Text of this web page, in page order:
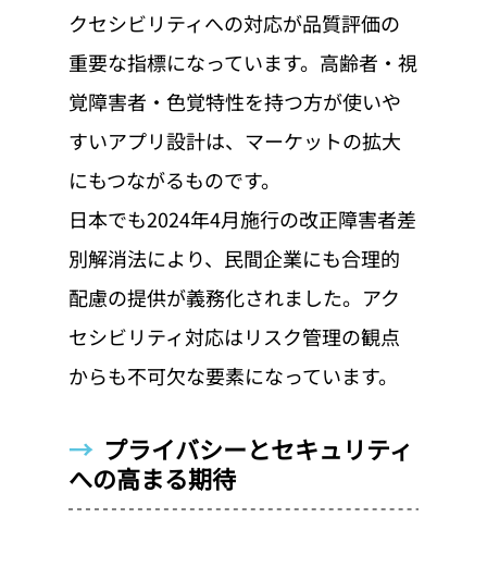
クセシビリティへの対応が品質評価の
重要な指標になっています。高齢者・視
覚障害者・色覚特性を持つ方が使いや
すいアプリ設計は、マーケットの拡大
にもつながるものです。
日本でも2024年4月施行の改正障害者差
別解消法により、民間企業にも合理的
配慮の提供が義務化されました。アク
セシビリティ対応はリスク管理の観点
からも不可欠な要素になっています。
→ プライバシーとセキュリティ
への高まる期待